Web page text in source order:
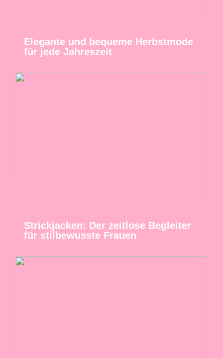
Elegante und bequeme Herbstmode
für jede Jahreszeit
Strickjacken: Der zeitlose Begleiter
für stilbewusste Frauen